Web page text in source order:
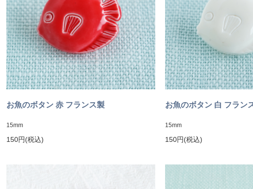
お魚のボタン 赤 フランス製
15mm
150円(税込)
お魚のボタン 白 フラン
15mm
150円(税込)